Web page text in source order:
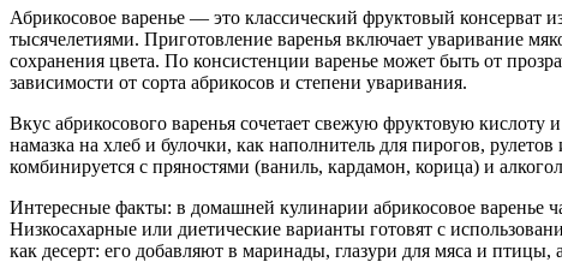
Абрикосовое варенье — это классический фруктовый
тысячелетиями. Приготовление варенья включает уваривание
сохранения цвета. По консистенции варенье может быть от
зависимости от сорта абрикосов и степени уваривания.
Вкус абрикосового варенья сочетает свежую фруктовую
намазка на хлеб и булочки, как наполнитель для пирогов,
комбинируется с пряностями (ваниль, кардамон, корица) и
Интересные факты: в домашней кулинарии абрикосовое варенье
Низкосахарные или диетические варианты готовят с
как десерт: его добавляют в маринады, глазури для мяса и